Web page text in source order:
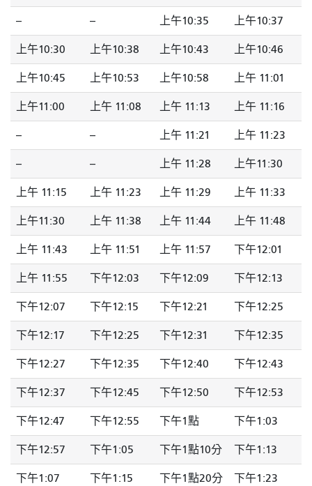
-- -- 上午10:35 上午10:37
上午10:30 上午10:38 上午10:43 上午10:46
上午10:45 上午10:53 上午10:58 上午 11:01
上午11:00 上午 11:08 上午 11:13 上午 11:16
-- -- 上午 11:21 上午 11:23
-- -- 上午 11:28 上午11:30
上午 11:15 上午 11:23 上午 11:29 上午 11:33
上午11:30 上午 11:38 上午 11:44 上午 11:48
上午 11:43 上午 11:51 上午 11:57 下午12:01
上午 11:55 下午12:03 下午12:09 下午12:13
下午12:07 下午12:15 下午12:21 下午12:25
下午12:17 下午12:25 下午12:31 下午12:35
下午12:27 下午12:35 下午12:40 下午12:43
下午12:37 下午12:45 下午12:50 下午12:53
下午12:47 下午12:55 下午1點 下午1:03
下午12:57 下午1:05 下午1點10分 下午1:13
下午1:07 下午1:15 下午1點20分 下午1:23